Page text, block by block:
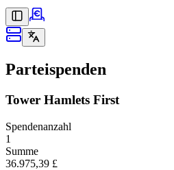
Parteispenden
Tower Hamlets First
Spendenanzahl
1
Summe
36.975,39 £